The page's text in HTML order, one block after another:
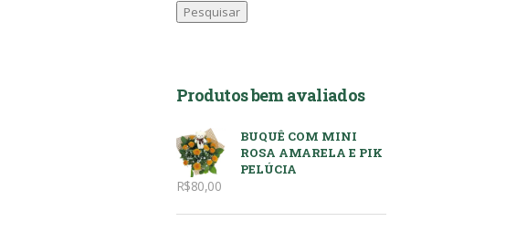
Produtos bem avaliados
BUQUÊ COM MINI
ROSA AMARELA E PIK
PELÚCIA
R$80,00